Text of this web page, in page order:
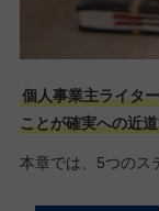
個人事業主ライタ
ことが確実への近
本章では、5つのス